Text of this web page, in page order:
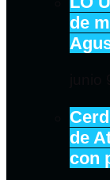
de
de
con